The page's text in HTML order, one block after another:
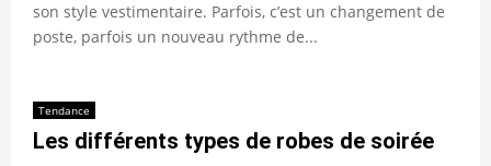
son style vestimentaire. Parfois, c’est un changement de
poste, parfois un nouveau rythme de...
Tendance
Les différents types de robes de soirée